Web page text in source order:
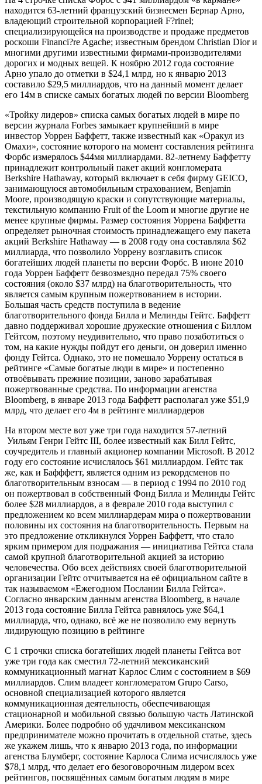
находится 63-летний французский бизнесмен Бернар Арно,
владеющий строительной корпорацией F?rinel;
специализирующейся на производстве и продаже предметов
роскоши Financi?re Agache; известным брендом Christian Dior и
многими другими известными фирмами-производителями
дорогих и модных вещей. К ноябрю 2012 года состояние
Арно упало до отметки в $24,1 млрд, но к январю 2013
составило $29,5 миллиардов, что на данный момент делает
его 14м в списке самых богатых людей по версии Bloomberg
«Тройку лидеров» списка самых богатых людей в мире по
версии журнала Forbes замыкает крупнейший в мире
инвестор Уоррен Баффетт, также известный как «Оракул из
Омахи», состояние которого на момент составления рейтинга
Форбс измерялось $44мя миллиардами. 82-летнему Баффетту
принадлежит контрольный пакет акций конгломерата
Berkshire Hathaway, который включает в себя фирму GEICO,
занимающуюся автомобильным страхованием, Benjamin
Moore, производящую краски и сопутствующие материалы,
текстильную компанию Fruit of the Loom и многие другие не
менее крупные фирмы. Размер состояния Уоррена Баффетта
определяет рыночная стоимость принадлежащего ему пакета
акций Berkshire Hathaway — в 2008 году она составляла $62
миллиарда, что позволило Уоррену возглавить список
богатейших людей планеты по версии Форбс. В июне 2010
года Уоррен Баффетт безвозмездно передал 75% своего
состояния (около $37 млрд) на благотворительность, что
является самым крупным пожертвованием в истории.
Большая часть средств поступила в ведение
благотворительного фонда Билла и Мелинды Гейтс. Баффетт
давно поддерживал хорошие дружеские отношения с Биллом
Гейтсом, поэтому неудивительно, что право позаботиться о
том, на какие нужды пойдут его деньги, он доверил именно
фонду Гейтса. Однако, это не помешало Уоррену остаться в
рейтинге «Самые богатые люди в мире» и постепенно
отвоёвывать прежние позиции, заново зарабатывая
пожертвованные средства. По информации агенства
Bloomberg, в январе 2013 года Баффетт располагал уже $51,9
млрд, что делает его 4м в рейтинге миллиардеров
На втором месте вот уже три года находится 57-летний
Уильям Генри Гейтс III, более известный как Билл Гейтс,
соучредитель и главный акционер компании Microsoft. В 2012
году его состояние исчислялось $61 миллиардом. Гейтс так
же, как и Бафффетт, является одним из рекордсменов по
благотворительным взносам — в период с 1994 по 2010 год
он пожертвовал в собственный Фонд Билла и Мелинды Гейтс
более $28 миллиардов, а в феврале 2010 года выступил с
предложением ко всем миллиардерам мира о пожертвовании
половины их состояния на благотворительность. Первым на
это предложение откликнулся Уоррен Баффетт, что стало
ярким примером для подражания — инициатива Гейтса стала
самой крупной благотворительной акцией за историю
человечества. Обо всех действиях своей благотворительной
организации Гейтс отчитывается на её официальном сайте в
так называемом «Ежегодном Послании Билла Гейтса».
Согласно январским данным агенства Bloomberg, в начале
2013 года состояние Билла Гейтса равнялось уже $64,1
миллиарда, что, однако, всё же не позволило ему вернуть
лидирующую позицию в рейтинге
С 1 строчки списка богатейших людей планеты Гейтса вот
уже три года как сместил 72-летний мексиканский
коммуникационный магнат Карлос Слим с состоянием в $69
миллиардов. Слим владеет конгломератом Grupo Carso,
основной специализацией которого является
коммуникационная деятельность, обеспечивающая
стационарной и мобильной связью большую часть Латинской
Америки. Более подробно об удачливом мексиканском
предпринимателе можно прочитать в отдельной статье, здесь
же укажем лишь, что к январю 2013 года, по информации
агенства Блумберг, состояние Карлоса Слима исчислялось уже
$78,1 млрд, что делает его безоговорочным лидером всех
рейтингов, посвящённых самым богатым людям в мире